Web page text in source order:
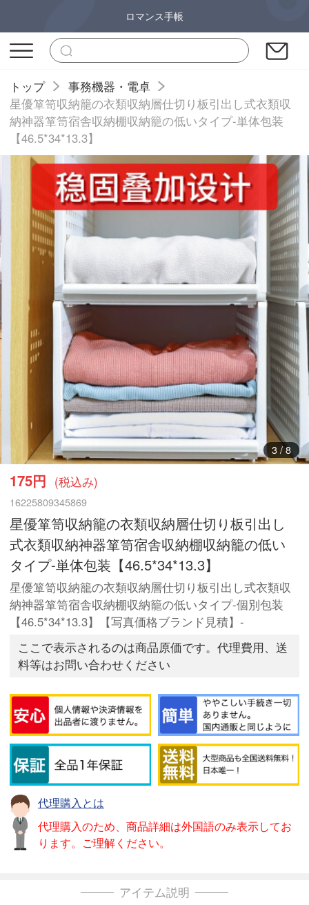
ロマンス手帳
トップ
事務機器・電卓
星優箪笥収納籠の衣類収納層仕切り板引出し式衣類収
納神器箪笥宿舎収納棚収納籠の低いタイプ-単体包装
【46.5*34*13.3】
4/8
175円 (税込み)
16225809345869
星優箪笥収納籠の衣類収納層仕切り板引出し
式衣類収納神器箪笥宿舎収納棚収納籠の低い
タイプ-単体包装【46.5*34*13.3】
星優箪笥収納籠の衣類収納層仕切り板引出し式衣類収
納神器箪笥宿舎収納棚収納籠の低いタイプ-個別包装
【46.5*34*13.3】【写真価格ブランド見積】-
ここで表示されるのは商品原価です。代理費用、送
料等はお問い合わせください
代理購入とは
代理購入のため、商品詳細は外国語のみ表示してお
ります。ご理解ください。
アイテム説明